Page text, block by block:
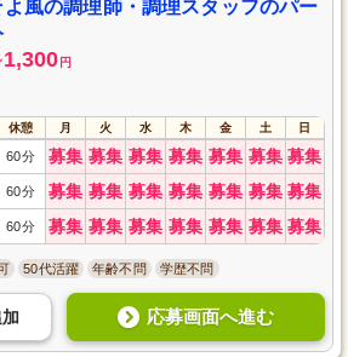
風の調理師・調理スタッフのパー
1,300 円
休憩 月 火 水 木 金 土 日
60分 募集 募集 募集 募集 募集 募集 募集
60分 募集 募集 募集 募集 募集 募集 募集
60分 募集 募集 募集 募集 募集 募集 募集
50代活躍 年齢不問 学歴不問
応募画面へ進む